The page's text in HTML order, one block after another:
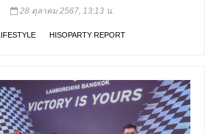
28 ตุลาคม 2567, 13:13 น.
LIFESTYLE HISOPARTY REPORT